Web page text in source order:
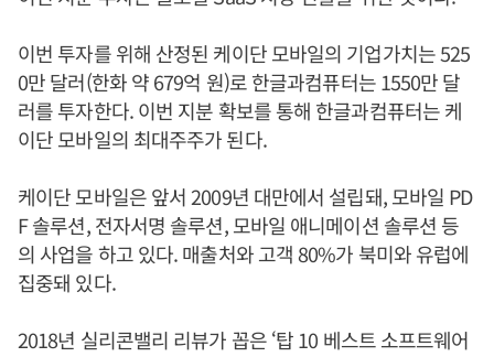
이번 투자를 위해 산정된 케이단 모바일의 기업가치는 525
0만 달러(한화 약 679억 원)로 한글과컴퓨터는 1550만 달
러를 투자한다. 이번 지분 확보를 통해 한글과컴퓨터는 케
이단 모바일의 최대주주가 된다.
케이단 모바일은 앞서 2009년 대만에서 설립돼, 모바일 PD
F 솔루션, 전자서명 솔루션, 모바일 애니메이션 솔루션 등
의 사업을 하고 있다. 매출처와 고객 80%가 북미와 유럽에
집중돼 있다.
2018년 실리콘밸리 리뷰가 꼽은 ‘탑 10 베스트 소프트웨어